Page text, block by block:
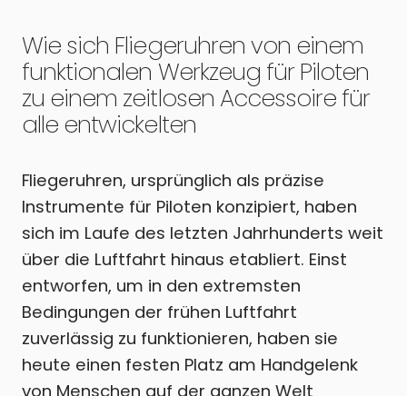
Wie sich Fliegeruhren von einem
funktionalen Werkzeug für Piloten
zu einem zeitlosen Accessoire für
alle entwickelten
Fliegeruhren, ursprünglich als präzise
Instrumente für Piloten konzipiert, haben
sich im Laufe des letzten Jahrhunderts weit
über die Luftfahrt hinaus etabliert. Einst
entworfen, um in den extremsten
Bedingungen der frühen Luftfahrt
zuverlässig zu funktionieren, haben sie
heute einen festen Platz am Handgelenk
von Menschen auf der ganzen Welt